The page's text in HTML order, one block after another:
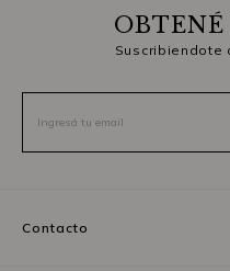
OBTENÉ
Suscribiendote
Contacto